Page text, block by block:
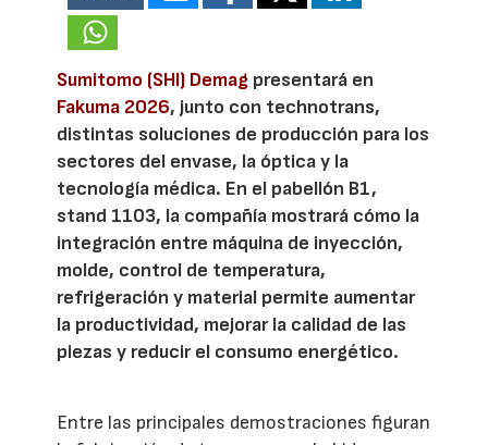
Sumitomo (SHI) Demag presentará en
Fakuma 2026, junto con technotrans,
distintas soluciones de producción para los
sectores del envase, la óptica y la
tecnología médica. En el pabellón B1,
stand 1103, la compañía mostrará cómo la
integración entre máquina de inyección,
molde, control de temperatura,
refrigeración y material permite aumentar
la productividad, mejorar la calidad de las
piezas y reducir el consumo energético.
Entre las principales demostraciones figuran